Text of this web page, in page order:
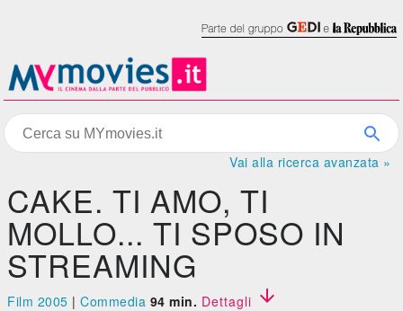
Vai alla ricerca avanzata »
CAKE. TI AMO, TI
MOLLO... TI SPOSO IN
STREAMING
Film 2005 |Commedia 94 min. Dettagli 